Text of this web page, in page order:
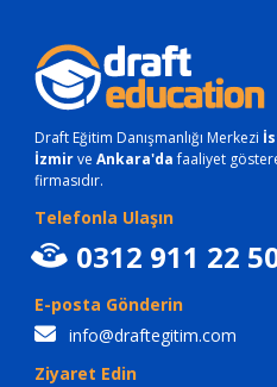
Draft Eğitim Danışmanlığı Merkezi
İzmirve Ankara'dafaaliyet
firmasıdır.
Telefonla Ulaşın
0312 911 22
E-posta Gönderin
info@draftegitim.com
Ziyaret Edin